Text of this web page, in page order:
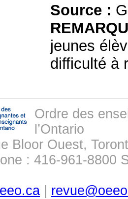
Source :
jeunes
difficulté à
Ordre des
l’Ontario
Bloor Ouest,
: 416-961-8800